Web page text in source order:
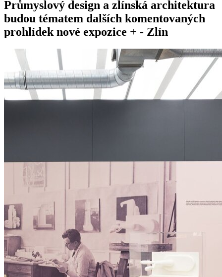
Průmyslový design a zlínská architektura
budou tématem dalších komentovaných
prohlídek nové expozice + - Zlín